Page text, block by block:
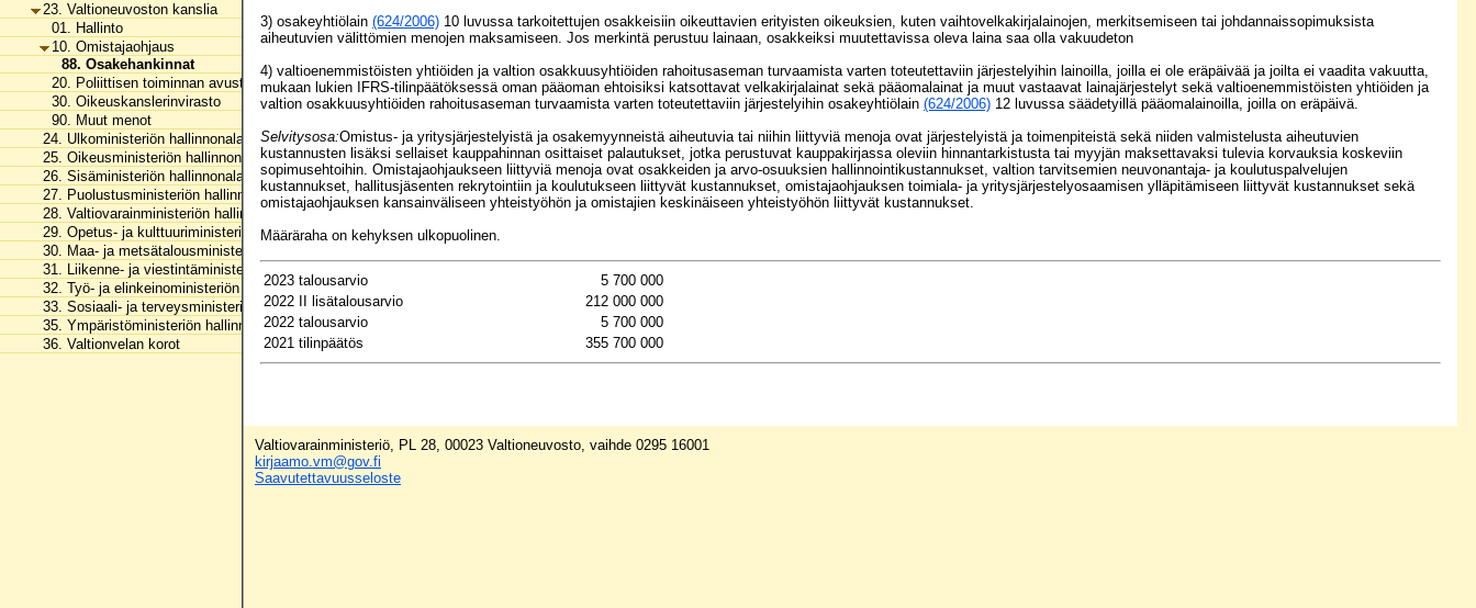
23. Valtioneuvoston kanslia
01. Hallinto
10. Omistajaohjaus
88. Osakehankinnat
20. Poliittisen toiminnan avustaminen
30. Oikeuskanslerinvirasto
90. Muut menot
24. Ulkoministeriön hallinnonala
25. Oikeusministeriön hallinnonala
26. Sisäministeriön hallinnonala
27. Puolustusministeriön hallinnonala
28. Valtiovarainministeriön hallinnonala
29. Opetus- ja kulttuuriministeriön hallinnonala
30. Maa- ja metsätalousministeriön hallinnonala
31. Liikenne- ja viestintäministeriön hallinnonala
32. Työ- ja elinkeinoministeriön hallinnonala
33. Sosiaali- ja terveysministeriön hallinnonala
35. Ympäristöministeriön hallinnonala
36. Valtionvelan korot
3) osakeyhtiölain (624/2006) 10 luvussa tarkoitettujen osakkeisiin oikeuttavien erityisten oikeuksien, kuten vaihtovelkakirjalainojen, merkitsemiseen tai johdannaissopimuksista
aiheutuvien välittömien menojen maksamiseen. Jos merkintä perustuu lainaan, osakkeiksi muutettavissa oleva laina saa olla vakuudeton
4) valtioenemmistöisten yhtiöiden ja valtion osakkuusyhtiöiden rahoitusaseman turvaamista varten toteutettaviin järjestelyihin lainoilla, joilla ei ole eräpäivää ja joilta ei vaadita vakuutta,
mukaan lukien IFRS-tilinpäätöksessä oman pääoman ehtoisiksi katsottavat velkakirjalainat sekä pääomalainat ja muut vastaavat lainajärjestelyt sekä valtioenemmistöisten yhtiöiden ja
valtion osakkuusyhtiöiden rahoitusaseman turvaamista varten toteutettaviin järjestelyihin osakeyhtiölain (624/2006) 12 luvussa säädetyillä pääomalainoilla, joilla on eräpäivä.
Selvitysosa:Omistus- ja yritysjärjestelyistä ja osakemyynneistä aiheutuvia tai niihin liittyviä menoja ovat järjestelyistä ja toimenpiteistä sekä niiden valmistelusta aiheutuvien
kustannusten lisäksi sellaiset kauppahinnan osittaiset palautukset, jotka perustuvat kauppakirjassa oleviin hinnantarkistusta tai myyjän maksettavaksi tulevia korvauksia koskeviin
sopimusehtoihin. Omistajaohjaukseen liittyviä menoja ovat osakkeiden ja arvo-osuuksien hallinnointikustannukset, valtion tarvitsemien neuvonantaja- ja koulutuspalvelujen
kustannukset, hallitusjäsenten rekrytointiin ja koulutukseen liittyvät kustannukset, omistajaohjauksen toimiala- ja yritysjärjestelyosaamisen ylläpitämiseen liittyvät kustannukset sekä
omistajaohjauksen kansainväliseen yhteistyöhön ja omistajien keskinäiseen yhteistyöhön liittyvät kustannukset.
Määräraha on kehyksen ulkopuolinen.
2023 talousarvio
5 700 000
2022 II lisätalousarvio
212 000 000
2022 talousarvio
5 700 000
2021 tilinpäätös
355 700 000
Valtiovarainministeriö, PL 28, 00023 Valtioneuvosto, vaihde 0295 16001
kirjaamo.vm@gov.fi
Saavutettavuusseloste